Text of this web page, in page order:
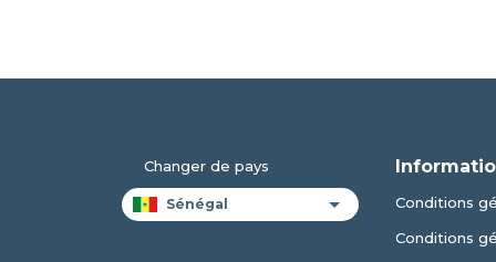
Changer de pays
Conditions
Conditions